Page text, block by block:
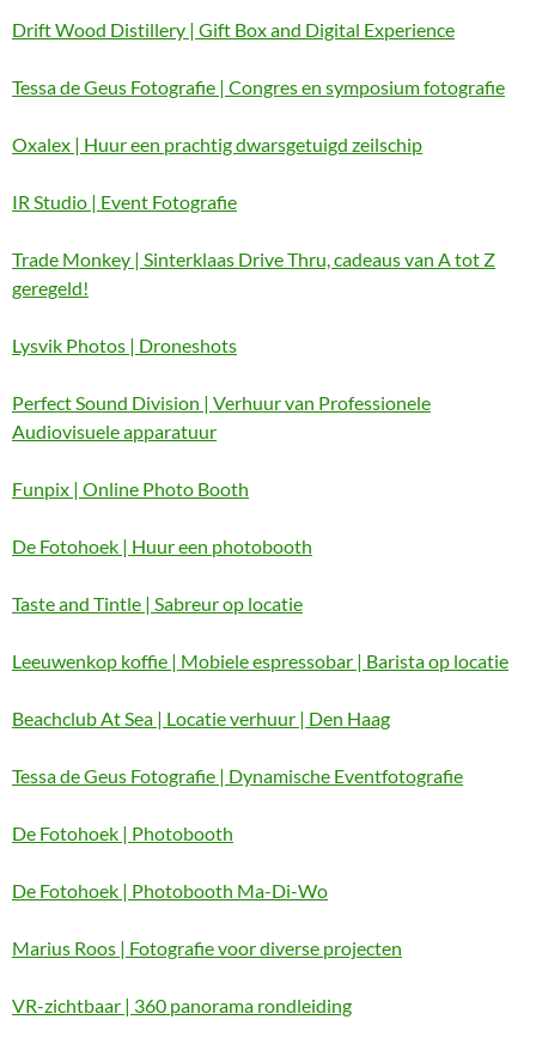
Drift Wood Distillery | Gift Box and Digital Experience
Tessa de Geus Fotografie | Congres en symposium fotografie
Oxalex | Huur een prachtig dwarsgetuigd zeilschip
IR Studio | Event Fotografie
Trade Monkey | Sinterklaas Drive Thru, cadeaus van A tot Z
geregeld!
Lysvik Photos | Droneshots
Perfect Sound Division | Verhuur van Professionele
Audiovisuele apparatuur
Funpix | Online Photo Booth
De Fotohoek | Huur een photobooth
Taste and Tintle | Sabreur op locatie
Leeuwenkop koffie | Mobiele espressobar | Barista op locatie
Beachclub At Sea | Locatie verhuur | Den Haag
Tessa de Geus Fotografie | Dynamische Eventfotografie
De Fotohoek | Photobooth
De Fotohoek | Photobooth Ma-Di-Wo
Marius Roos | Fotografie voor diverse projecten
VR-zichtbaar | 360 panorama rondleiding